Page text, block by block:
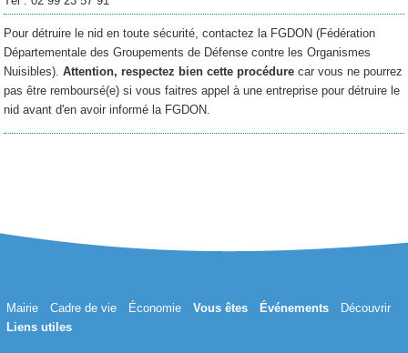
Pour détruire le nid en toute sécurité, contactez la FGDON (Fédération
Départementale des Groupements de Défense contre les Organismes
Nuisibles).Attention, respectez bien cette procédure car vous ne pourrez
pas être remboursé(e) si vous faitres appel à une entreprise pour détruire le
nid avant d'en avoir informé la FGDON.
Mairie Cadre de vie Économie Vous êtes Événements
Découvrir
Liens utiles